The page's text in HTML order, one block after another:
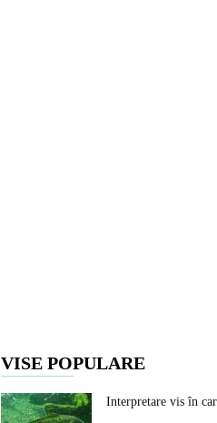
VISE POPULARE
Interpretare vis în